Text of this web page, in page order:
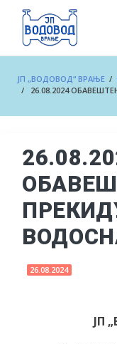
ЈП „ВОДОВОД“ ВРАЊЕ /
/ 26.08.2024
26.08.2024
ЈП